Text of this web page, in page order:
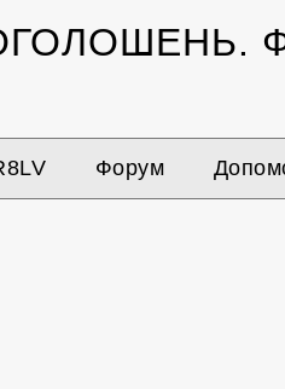
Форум